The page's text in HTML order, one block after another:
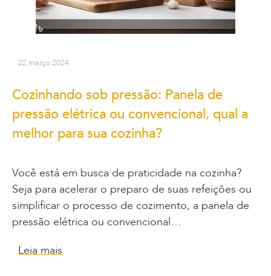
22 março 2024
Cozinhando sob pressão: Panela de
pressão elétrica ou convencional, qual a
melhor para sua cozinha?
Você está em busca de praticidade na cozinha?
Seja para acelerar o preparo de suas refeições ou
simplificar o processo de cozimento, a panela de
pressão elétrica ou convencional…
Leia mais